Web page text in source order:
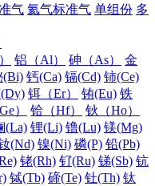
气 氦气标准气 单组份 多
铝（Al） 砷（As）
金
(Bi) 钙(Ca) 镉(Cd) 铈(Ce)
铒（Er） 铕(Eu) 铁
） 铪（Hf）
钬（Ho）
(La) 锂(Li) 镥(Lu) 镁(Mg)
(Nd) 镍(Ni) 磷(P) 铅(Pb)
铑(Rh) 钌(Ru) 锑(Sb) 钪
铽(Tb) 碲(Te) 钍(Th) 钛